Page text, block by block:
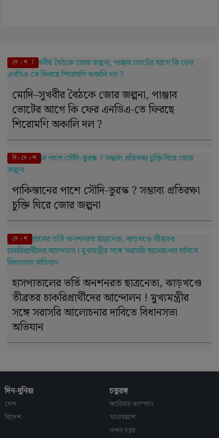
এই মুহূর্তে
দে । শ
মোদি–সুখবীর বৈঠকে জোর জল্পনা, পাঞ্জাব
ভোটের আগে কি ফের এনডিএ-তে ফিরছে
শিরোমণি অকালি দল ?
বি। দে । শ
পাকিস্তানের পাশে সৌদি-তুরস্ক ? সম্ভাব্য প্রতিরক্ষা
চুক্তি ঘিরে জোর জল্পনা
দে । শ
হাসপাতালের ভর্তি অনশনরত ছাত্রনেতা, ঝাড়খণ্ডে
তীব্রতর চাকরিপ্রার্থীদের আন্দোলন ! মুখ্যমন্ত্রীর
সঙ্গে সরাসরি আলোচনার দাবিতে বিধানসভা
অভিযান
দিন-দুনিয়া
দেশ
বিদেশ
চতুরঙ্গ
ক্যারিয়ার ক্যাম্পাস
খানাতল্লাশ
নন্দন চত্বর